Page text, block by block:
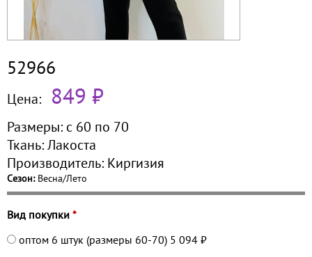
52966
Цена: 849 ₽
Размеры: с 60 по 70
Ткань:Лакоста
Производитель: Киргизия
Сезон: Весна/Лето
Вид покупки *
оптом 6 штук (размеры 60-70) 5 094 ₽